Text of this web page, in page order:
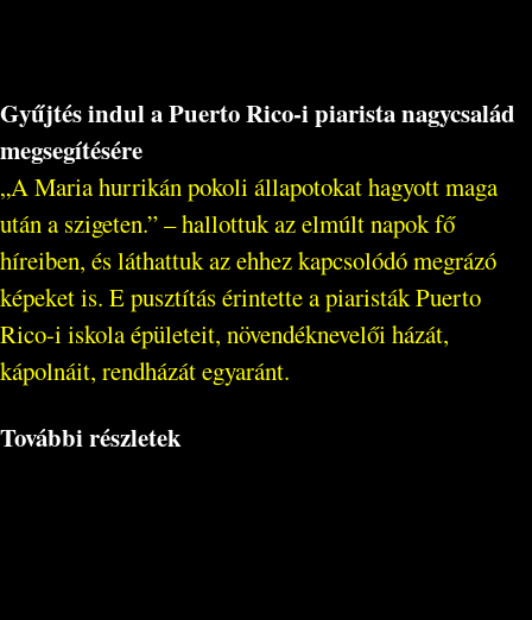
Gyűjtés indul a Puerto Rico-i piarista nagycsalád
megsegítésére
„A Maria hurrikán pokoli állapotokat hagyott maga
után a szigeten.” – hallottuk az elmúlt napok fő
híreiben, és láthattuk az ehhez kapcsolódó megrázó
képeket is. E pusztítás érintette a piaristák Puerto
Rico-i iskola épületeit, növendéknevelői házát,
kápolnáit, rendházát egyaránt.
További részletek